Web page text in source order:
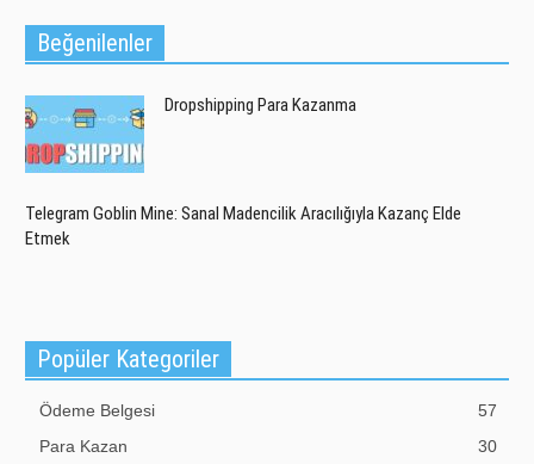
Beğenilenler
Dropshipping Para Kazanma
Telegram Goblin Mine: Sanal Madencilik Aracılığıyla Kazanç Elde
Etmek
Popüler Kategoriler
Ödeme Belgesi
57
Para Kazan
30